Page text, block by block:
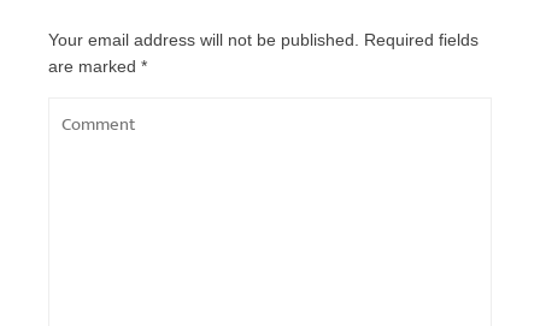
Your email address will not be published.
Required fields
are marked *